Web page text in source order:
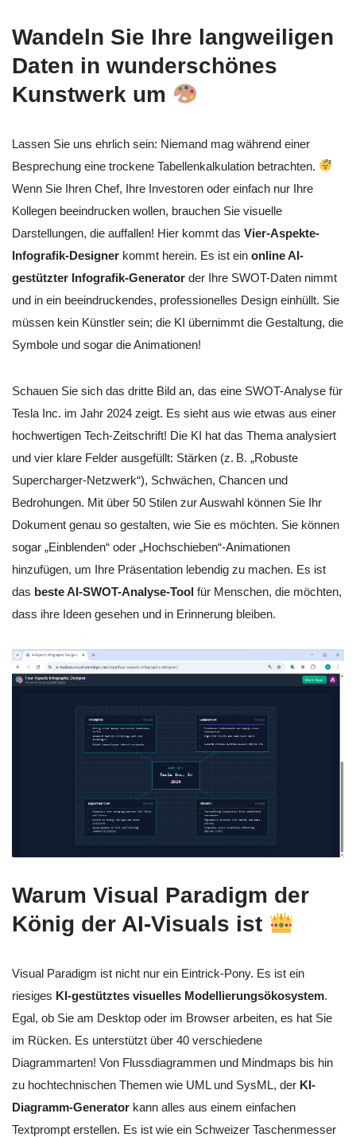
Wandeln Sie Ihre langweiligen
Daten in wunderschönes
Kunstwerk um
Lassen Sie uns ehrlich sein: Niemand mag während einer
Besprechung eine trockene Tabellenkalkulation betrachten.
Wenn Sie Ihren Chef, Ihre Investoren oder einfach nur Ihre
Kollegen beeindrucken wollen, brauchen Sie visuelle
Darstellungen, die auffallen! Hier kommt das Vier-Aspekte-
Infografik-Designer kommt herein. Es ist ein online AI-
gestützter Infografik-Generator der Ihre SWOT-Daten nimmt
und in ein beeindruckendes, professionelles Design einhüllt. Sie
müssen kein Künstler sein; die KI übernimmt die Gestaltung, die
Symbole und sogar die Animationen!
Schauen Sie sich das dritte Bild an, das eine SWOT-Analyse für
Tesla Inc. im Jahr 2024 zeigt. Es sieht aus wie etwas aus einer
hochwertigen Tech-Zeitschrift! Die KI hat das Thema analysiert
und vier klare Felder ausgefüllt: Stärken (z. B. „Robuste
Supercharger-Netzwerk“), Schwächen, Chancen und
Bedrohungen. Mit über 50 Stilen zur Auswahl können Sie Ihr
Dokument genau so gestalten, wie Sie es möchten. Sie können
sogar „Einblenden“ oder „Hochschieben“-Animationen
hinzufügen, um Ihre Präsentation lebendig zu machen. Es ist
das beste AI-SWOT-Analyse-Tool für Menschen, die möchten,
dass ihre Ideen gesehen und in Erinnerung bleiben.
Warum Visual Paradigm der
König der AI-Visuals ist
Visual Paradigm ist nicht nur ein Eintrick-Pony. Es ist ein
riesiges KI-gestütztes visuelles Modellierungsökosystem.
Egal, ob Sie am Desktop oder im Browser arbeiten, es hat Sie
im Rücken. Es unterstützt über 40 verschiedene
Diagrammarten! Von Flussdiagrammen und Mindmaps bis hin
zu hochtechnischen Themen wie UML und SysML, der KI-
Diagramm-Generator kann alles aus einem einfachen
Textprompt erstellen. Es ist wie ein Schweizer Taschenmesser